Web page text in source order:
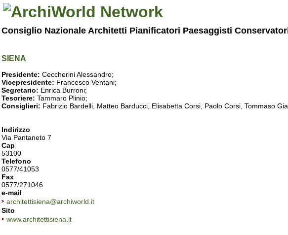
Consiglio Nazionale Architetti Pianificatori Paesaggisti
SIENA
Presidente: Ceccherini Alessandro;
Vicepresidente: Francesco Ventani;
Segretario: Enrica Burroni;
Tesoriere: Tammaro Plinio;
Consiglieri: Fabrizio Bardelli, Matteo Barducci, Elisabetta Corsi, Paolo Corsi, Tommaso
Indirizzo
Via Pantaneto 7
Cap
53100
Telefono
0577/41053
Fax
0577/271046
e-mail
architettisiena@archiworld.it
Sito
www.architettisiena.it